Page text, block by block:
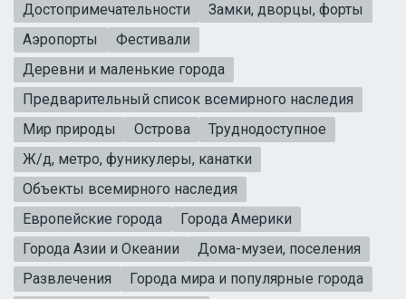
Достопримечательности
Замки, дворцы, форты
Аэропорты
Фестивали
Деревни и маленькие города
Предварительный список всемирного наследия
Мир природы
Острова
Труднодоступное
Ж/д, метро, фуникулеры, канатки
Объекты всемирного наследия
Европейские города
Города Америки
Города Азии и Океании
Дома-музеи, поселения
Развлечения
Города мира и популярные города